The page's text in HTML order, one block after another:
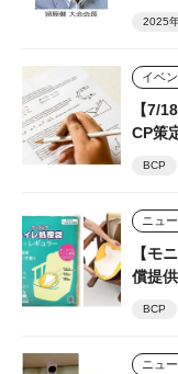
2025
イベ
【7/
CP策
性」
BCP
ニュ
【モ
償提
トイ
BCP
ニュ